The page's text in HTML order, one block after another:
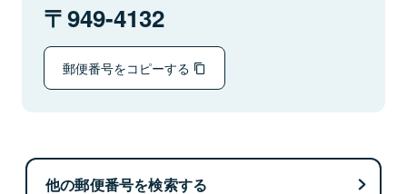
949-4132
郵便番号をコピーする
他の郵便番号を検索する